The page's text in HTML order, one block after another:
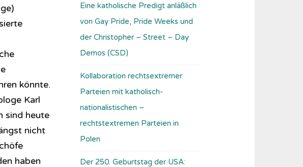
könnte.
Karl
sind heute
nicht
haben
Eine katholische Predigt anläßlich
von Gay Pride, Pride Weeks und
der Christopher – Street – Day
Demos (CSD)
Kollaboration rechtsextremer
Parteien mit katholisch-
nationalistischen –
rechtstextremen Parteien in
Polen
Der 250. Geburtstag der USA: